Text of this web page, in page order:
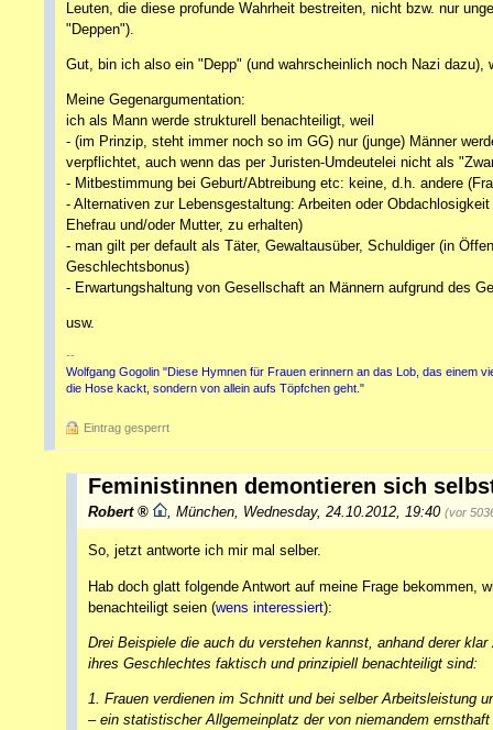
Leuten, die diese profunde Wahrheit bestreiten, nicht bzw. nur
"Deppen").
Gut, bin ich also ein "Depp" (und wahrscheinlich noch Nazi dazu),
Meine Gegenargumentation:
ich als Mann werde strukturell benachteiligt, weil
- (im Prinzip, steht immer noch so im GG) nur (junge) Männer
verpflichtet, auch wenn das per Juristen-Umdeutelei nicht als
- Mitbestimmung bei Geburt/Abtreibung etc: keine, d.h. andere
- Alternativen zur Lebensgestaltung: Arbeiten oder
Ehefrau und/oder Mutter, zu erhalten)
- man gilt per default als Täter, Gewaltausüber, Schuldiger (in
Geschlechtsbonus)
- Erwartungshaltung von Gesellschaft an Männern aufgrund des
usw.
--
Wolfgang Gogolin "Diese Hymnen für Frauen erinnern an das Lob, das einem
die Hose kackt, sondern von allein aufs Töpfchen geht."
Eintrag gesperrt
Feministinnen demontieren sich
Robert , München, Wednesday, 24.10.2012, 19:40 (vor
So, jetzt antworte ich mir mal selber.
Hab doch glatt folgende Antwort auf meine Frage bekommen,
benachteiligt seien (wens interessiert):
Drei Beispiele die auch du verstehen kannst, anhand derer
ihres Geschlechtes faktisch und prinzipiell benachteiligt sind:
1. Frauen verdienen im Schnitt und bei selber Arbeitsleistung
– ein statistischer Allgemeinplatz der von niemandem